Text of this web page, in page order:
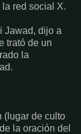
red social X.
Jawad, dijo a
trató de un
la
(lugar de culto
la oración del